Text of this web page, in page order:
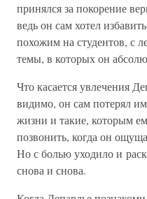
принялся за покорение
ведь он сам хотел
похожим на студентов, с
темы, в которых он
Что касается увлечения
видимо, он сам потерял
жизни и такие, которым
позвонить, когда он
Но с болью уходило и
снова и снова.